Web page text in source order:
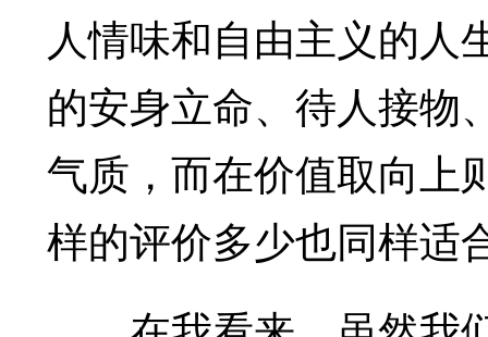
人情味和自由主义的人
的安身立命、待人接物
气质，而在价值取向上
样的评价多少也同样适